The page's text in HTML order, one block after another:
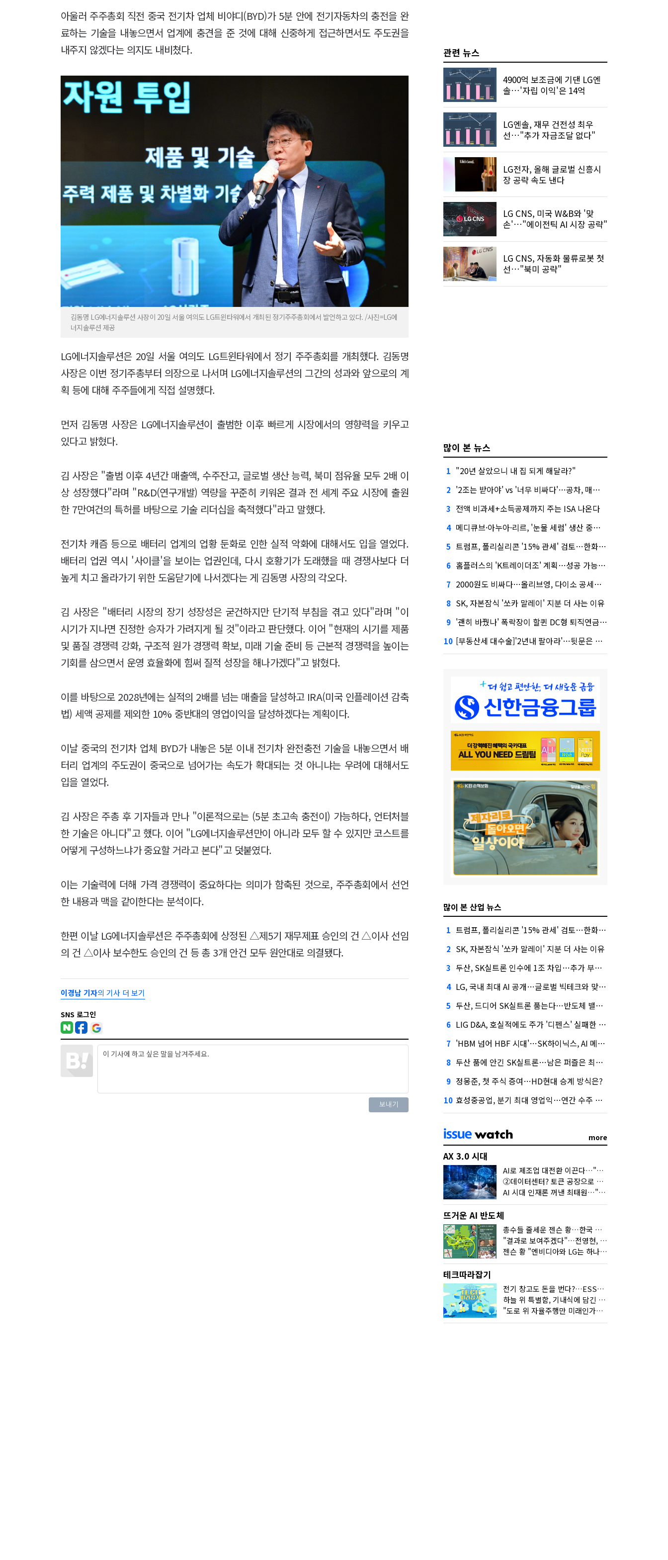
아울러 주주총회 직전 중국 전기차 업체 비야디(BYD)가 5분 안에 전기자동차의 충전을 완
료하는 기술을 내놓으면서 업계에 충견을 준 것에 대해 신중하게 접근하면서도 주도권을
내주지 않겠다는 의지도 내비쳤다.
김동명 LG에너지솔루션 사장이 20일 서울 여의도 LG트윈타워에서 개최된 정기주주총회에서 발언하고 있다. /사진=LG에
너지솔루션 제공
LG에너지솔루션은 20일 서울 여의도 LG트윈타워에서 정기 주주총회를 개최했다. 김동명
사장은 이번 정기주총부터 의장으로 나서며 LG에너지솔루션의 그간의 성과와 앞으로의 계
획 등에 대해 주주들에게 직접 설명했다.
먼저 김동명 사장은 LG에너지솔루션이 출범한 이후 빠르게 시장에서의 영향력을 키우고
있다고 밝혔다.
김 사장은 "출범 이후 4년간 매출액, 수주잔고, 글로벌 생산 능력, 북미 점유율 모두 2배 이
상 성장했다"라며 "R&D(연구개발) 역량을 꾸준히 키워온 결과 전 세계 주요 시장에 출원
한 7만여건의 특허를 바탕으로 기술 리더십을 축적했다"라고 말했다.
전기차 캐즘 등으로 배터리 업계의 업황 둔화로 인한 실적 악화에 대해서도 입을 열었다.
배터리 업권 역시 '사이클'을 보이는 업권인데, 다시 호황기가 도래했을 때 경쟁사보다 더
높게 치고 올라가기 위한 도움닫기에 나서겠다는 게 김동명 사장의 각오다.
김 사장은 "배터리 시장의 장기 성장성은 굳건하지만 단기적 부침을 겪고 있다"라며 "이
시기가 지나면 진정한 승자가 가려지게 될 것"이라고 판단했다. 이어 "현재의 시기를 제품
및 품질 경쟁력 강화, 구조적 원가 경쟁력 확보, 미래 기술 준비 등 근본적 경쟁력을 높이는
기회를 삼으면서 운영 효율화에 힘써 질적 성장을 해나가겠다"고 밝혔다.
이를 바탕으로 2028년에는 실적의 2배를 넘는 매출을 달성하고 IRA(미국 인플레이션 감축
법) 세액 공제를 제외한 10% 중반대의 영업이익을 달성하겠다는 계획이다.
이날 중국의 전기차 업체 BYD가 내놓은 5분 이내 전기차 완전충전 기술을 내놓으면서 배
터리 업계의 주도권이 중국으로 넘어가는 속도가 확대되는 것 아니냐는 우려에 대해서도
입을 열었다.
김 사장은 주총 후 기자들과 만나 "이론적으로는 (5분 초고속 충전이) 가능하다, 언터처블
한 기술은 아니다"고 했다. 이어 "LG에너지솔루션만이 아니라 모두 할 수 있지만 코스트를
어떻게 구성하느냐가 중요할 거라고 본다"고 덧붙였다.
이는 기술력에 더해 가격 경쟁력이 중요하다는 의미가 함축된 것으로, 주주총회에서 선언
한 내용과 맥을 같이한다는 분석이다.
한편 이날 LG에너지솔루션은 주주총회에 상정된 △제5기 재무제표 승인의 건 △이사 선임
의 건 △이사 보수한도 승인의 건 등 총 3개 안건 모두 원안대로 의결됐다.
이경남 기자의 기사 더 보기
SNS 로그인
관련 뉴스
4900억 보조금에 기댄 LG엔
솔…'자립 이익'은 14억
LG엔솔, 재무 건전성 최우
선…"추가 자금조달 없다"
LG전자, 올해 글로벌 신흥시
장 공략 속도 낸다
LG CNS, 미국 W&B와 '맞
손'…"에이전틱 AI 시장 공략"
LG CNS, 자동화 물류로봇 첫
선…"북미 공략"
많이 본 뉴스
1 "20년 살았으니 내 집 되게 해달라?"
2 '2조는 받아야' vs '너무 비싸다'…공차, 매각 성공할까
3 전액 비과세+소득공제까지 주는 ISA 나온다
4 메디큐브·아누아·리르, '눈물 세럼' 생산 중단한다
5 트럼프, 폴리실리콘 '15% 관세' 검토…한화큐셀·OCI 영향은?
6 홈플러스의 'K트레이더조' 계획…성공 가능성은 '글쎄'
7 2000원도 비싸다…올리브영, 다이소 공세에 '가성비'로 맞불
8 SK, 자본잠식 '쏘카 말레이' 지분 더 사는 이유
9 '괜히 바꿨나' 폭락장이 할퀸 DC형 퇴직연금…전문가 조언은
10 [부동산세 대수술]'2년내 팔아라'…뒷문은 열었다
많이 본 산업 뉴스
1 트럼프, 폴리실리콘 '15% 관세' 검토…한화큐셀·OCI 영향은?
2 SK, 자본잠식 '쏘카 말레이' 지분 더 사는 이유
3 두산, SK실트론 인수에 1조 차입…추가 부담은?
4 LG, 국내 최대 AI 공개…글로벌 빅테크와 맞붙는다
5 두산, 드디어 SK실트론 품는다…반도체 밸류체인 위상 강화
6 LIG D&A, 호실적에도 주가 '디펜스' 실패한 이유
7 'HBM 넘어 HBF 시대'…SK하이닉스, AI 메모리 표준 선점 나섰다
8 두산 품에 안긴 SK실트론…남은 퍼즐은 최태원 지분 29.4%
9 정몽준, 첫 주식 증여…HD현대 승계 방식은?
10 효성중공업, 분기 최대 영업익…연간 수주 목표 12조로
more
AX 3.0 시대
AI로 제조업 대전환 이끈다…"2030년까지 민관합동 20조 투자"
②데이터센터? 토큰 공장으로 변신
AI 시대 인재론 꺼낸 최태원…"협업이 경쟁력"
뜨거운 AI 반도체
총수들 줄세운 젠슨 황…한국 산업계 새판 짰다
"결과로 보여주겠다"…전영현, 젠슨 황과 HBM5 논의
젠슨 황 "엔비디아와 LG는 하나의 거대한 팀"
테크따라잡기
전기 창고도 돈을 번다?…ESS의 '두뇌' EMO가 뭐길래
하늘 위 특별함, 기내식에 담긴 기술의 세계
"도로 위 자율주행만 미래인가요"…진흙탕서 길 내는 HD현대 AI 기술